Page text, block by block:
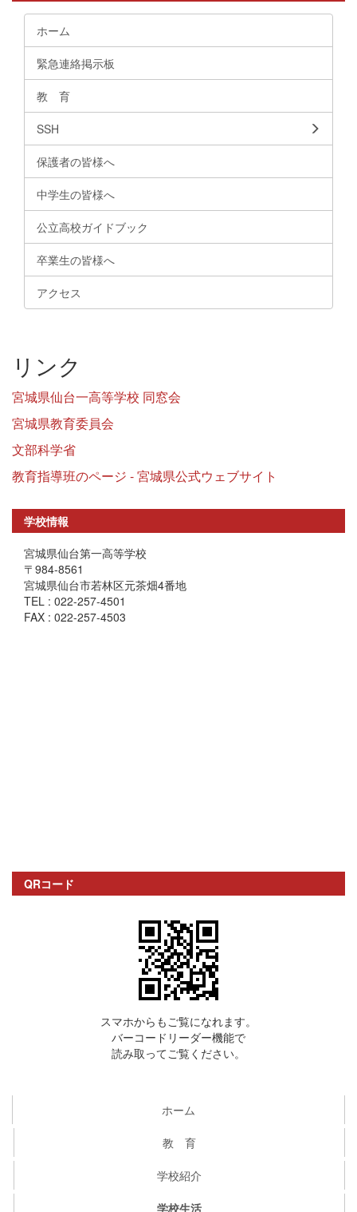
ホーム
緊急連絡掲示板
教 育
SSH
保護者の皆様へ
中学生の皆様へ
公立高校ガイドブック
卒業生の皆様へ
アクセス
リンク
宮城県仙台一高等学校 同窓会
宮城県教育委員会
文部科学省
教育指導班のページ - 宮城県公式ウェブサイト
学校情報
宮城県仙台第一高等学校
〒984-8561
宮城県仙台市若林区元茶畑4番地
TEL : 022-257-4501
FAX : 022-257-4503
QRコード
スマホからもご覧になれます。
バーコードリーダー機能で
読み取ってご覧ください。
ホーム
教 育
学校紹介
学校生活